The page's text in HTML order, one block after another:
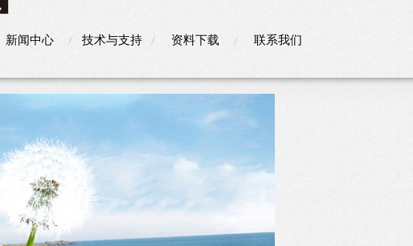
新闻中心 技术与支持 资料下载 联系我们